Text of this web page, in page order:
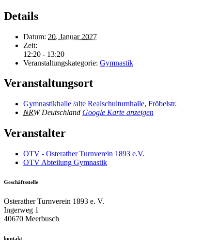
Details
Datum: 20. Januar 2027
Zeit:
12:20 - 13:20
Veranstaltungskategorie: Gymnastik
Veranstaltungsort
Gymnastikhalle /alte Realschulturnhalle, Fröbelstr.
NRW Deutschland Google Karte anzeigen
Veranstalter
OTV - Osterather Turnverein 1893 e.V.
OTV Abteilung Gymnastik
Geschäftsstelle
Osterather Turnverein 1893 e. V.
Ingerweg 1
40670 Meerbusch
kontakt